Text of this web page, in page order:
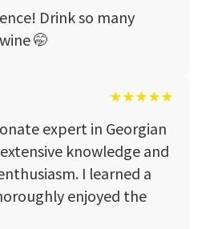
Drink so many
🤭
★★★★★
expert in Georgian
knowledge and
I learned a
enjoyed the